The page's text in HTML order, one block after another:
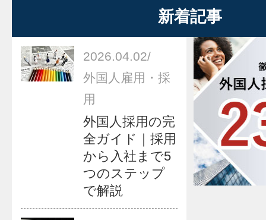
新着記事
2026.04.02/
外国人雇用・採
用
外国人採用の完
全ガイド｜採用
から入社まで5
つのステップ
で解説